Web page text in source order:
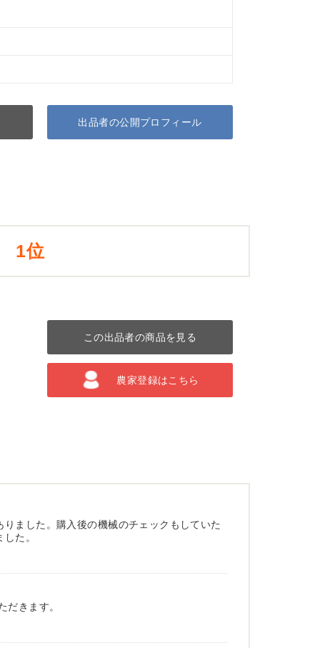
出品者の公開プロフィール
1位
この出品者の商品を見る
農家登録はこちら
ました。購入後の機械のチェックもしていた
た。
だきます。